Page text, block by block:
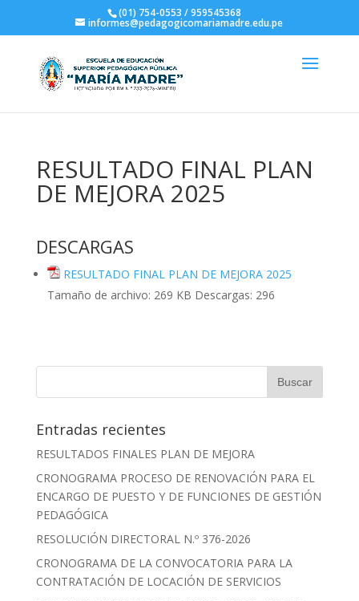
(01) 754-0553 / 959545368
informes@pedagogicomariamadre.edu.pe
RESULTADO FINAL PLAN
DE MEJORA 2025
DESCARGAS
RESULTADO FINAL PLAN DE MEJORA 2025
Tamaño de archivo: 269 KB Descargas: 296
Entradas recientes
RESULTADOS FINALES PLAN DE MEJORA
CRONOGRAMA PROCESO DE RENOVACIÓN PARA EL
ENCARGO DE PUESTO Y DE FUNCIONES DE GESTIÓN
PEDAGÓGICA
RESOLUCIÓN DIRECTORAL N.º 376-2026
CRONOGRAMA DE LA CONVOCATORIA PARA LA
CONTRATACIÓN DE LOCACIÓN DE SERVICIOS